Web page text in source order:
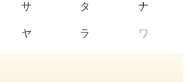
サ タ ナ
ヤ ラ ワ